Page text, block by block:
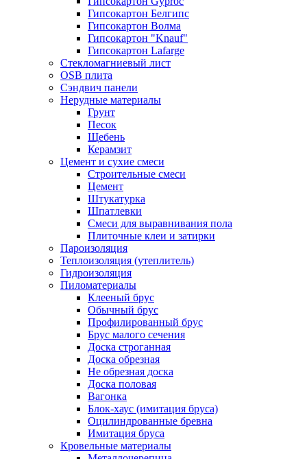
Гипсокартон Белгипс
Гипсокартон Волма
Гипсокартон "Knauf"
Гипсокартон Lafarge
Стекломагниевый лист
OSB плита
Сэндвич панели
Нерудные материалы
Грунт
Песок
Щебень
Керамзит
Цемент и сухие смеси
Строительные смеси
Цемент
Штукатурка
Шпатлевки
Смеси для выравнивания пола
Плиточные клеи и затирки
Пароизоляция
Теплоизоляция (утеплитель)
Гидроизоляция
Пиломатериалы
Клееный брус
Обычный брус
Профилированный брус
Брус малого сечения
Доска строганная
Доска обрезная
Не обрезная доска
Доска половая
Вагонка
Блок-хаус (имитация бруса)
Оцилиндрованные бревна
Имитация бруса
Кровельные материалы